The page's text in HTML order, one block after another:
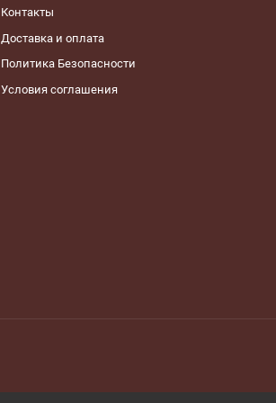
Контакты
Доставка и оплата
Политика Безопасности
Условия соглашения